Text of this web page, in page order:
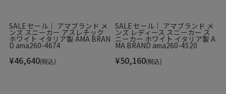
SALE セール｜ アマブランド メ
ンズ スニーカー アスレチック
ホワイト イタリア製 AMA BRAN
D ama260-4674
¥46,640(税込)
SALE セール｜ アマブランド メ
ンズ レディース スニーカー ス
ニーカー ホワイト イタリア製 A
MA BRAND ama260-4520
¥50,160(税込)